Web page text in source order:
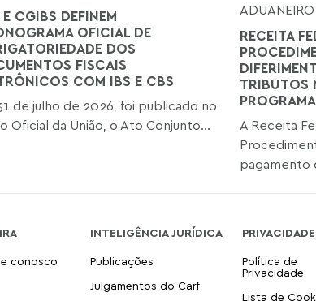
E CGIBS DEFINEM
OFICIAL DE
DOS
FISCAIS
COM IBS E CBS
de julho de 2026, foi publicado no
Oficial da União, o Ato Conjunto...
ADUANEIRO
RECEITA
TRIBUTOS
A Receita
pagamento
conosco
INTELIGÊNCIA JURÍDICA
Publicações
Julgamentos do Carf
PRIVACIDADE
Política de
Privacidade
Lista de